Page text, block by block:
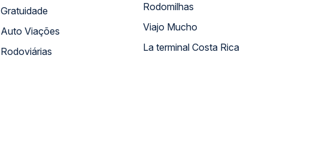
Gratuidade
Auto Viações
Rodoviárias
Rodomilhas
Viajo Mucho
La terminal Costa Rica